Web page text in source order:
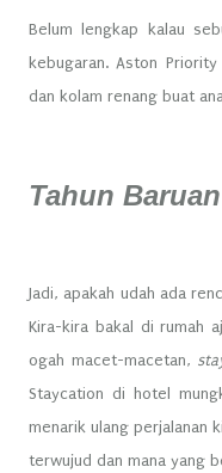
Belum lengkap kalau
kebugaran. Aston
dan kolam renang buat
Tahun
Jadi, apakah udah ada
Kira-kira bakal di rumah
ogah macet-macetan,
Staycation di hotel
menarik ulang perjalanan
terwujud dan mana yang